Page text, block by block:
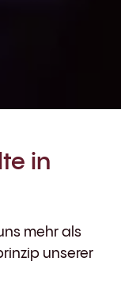
in
mehr als
unserer